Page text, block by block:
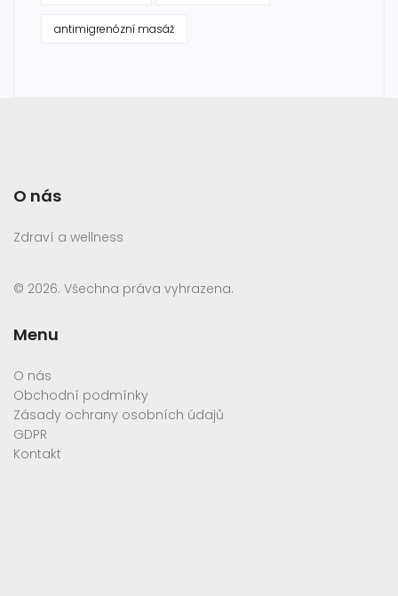
antimigrenózní masáž
O nás
Zdraví a wellness
© 2026. Všechna práva vyhrazena.
Menu
O nás
Obchodní podmínky
Zásady ochrany osobních údajů
GDPR
Kontakt